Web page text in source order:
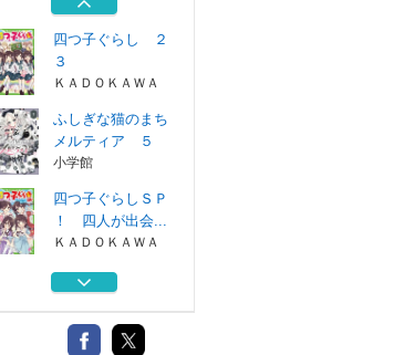
ＫＡＤＯＫＡＷＡ
四つ子ぐらし ２
３
ＫＡＤＯＫＡＷＡ
ふしぎな猫のまち
メルティア ５
小学館
四つ子ぐらしＳＰ
！ 四人が出会...
ＫＡＤＯＫＡＷＡ
◆【ノベル】四つ
ＫＡＤＯＫＡＷＡ